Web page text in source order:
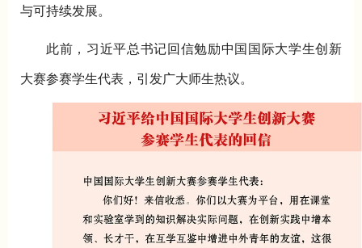
与可持续发展。
此前，习近平总书记回信勉励中国国际大学生创新
大赛参赛学生代表，引发广大师生热议。